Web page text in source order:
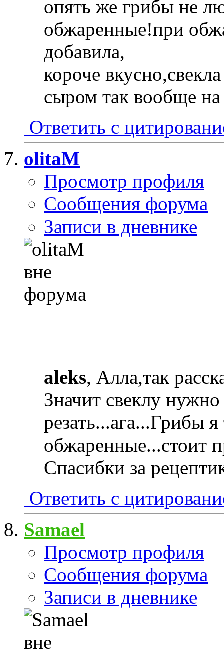
опять же грибы не
обжаренные!при
добавила,
короче
сыром так вообще
Ответить с
olitaM
Просмотр профиля
Сообщения форума
Записи в дневнике
aleks, Алла,так
Значит свеклу
резать...ага...Грибы
обжаренные...стоит
Спасибки за
Ответить с
Samael
Просмотр профиля
Сообщения форума
Записи в дневнике